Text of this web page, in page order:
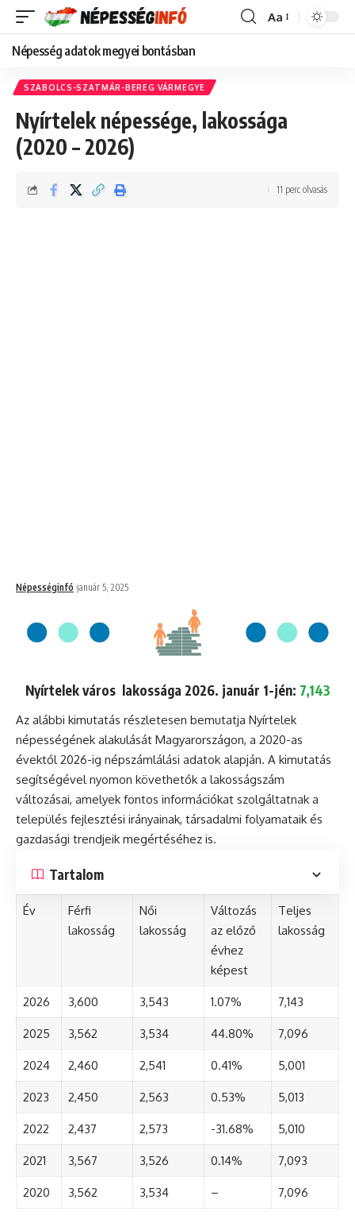
Font
Aa
Népesség adatok megyei bontásban
SZABOLCS-SZATMÁR-BEREG VÁRMEGYE
Nyírtelek népessége, lakossága
(2020 – 2026)
Népességinfó január 5, 2025
11 perc olvasás
Nyírtelek város lakossága 2026. január 1-jén: 7,143
Az alábbi kimutatás részletesen bemutatja Nyírtelek
népességének alakulását Magyarországon, a 2020-as
évektől 2026-ig népszámlálási adatok alapján. A kimutatás
segítségével nyomon követhetők a lakosságszám
változásai, amelyek fontos információkat szolgáltatnak a
település fejlesztési irányainak, társadalmi folyamataik és
gazdasági trendjeik megértéséhez is.
Tartalom
Év
Férfi
lakosság
Női
lakosság
Változás
az előző
évhez
képest
Teljes
lakosság
2026 3,600 3,543 1.07% 7,143
2025 3,562 3,534 44.80% 7,096
2024 2,460 2,541 0.41% 5,001
2023 2,450 2,563 0.53% 5,013
2022 2,437 2,573 -31.68% 5,010
2021 3,567 3,526 0.14% 7,093
2020 3,562 3,534 – 7,096